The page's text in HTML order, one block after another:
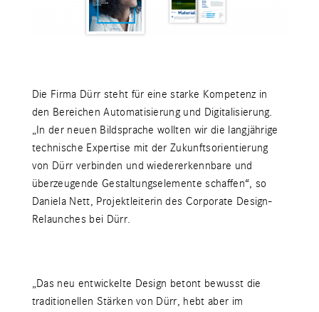
Die Firma Dürr steht für eine starke Kompetenz in
den Bereichen Automatisierung und Digitalisierung.
„In der neuen Bildsprache wollten wir die langjährige
technische Expertise mit der Zukunftsorientierung
von Dürr verbinden und wiedererkennbare und
überzeugende Gestaltungselemente schaffen“, so
Daniela Nett, Projektleiterin des Corporate Design-
Relaunches bei Dürr.
„Das neu entwickelte Design betont bewusst die
traditionellen Stärken von Dürr, hebt aber im